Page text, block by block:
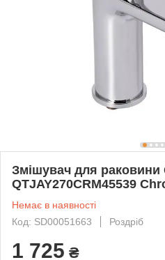
Змішувач для раковини
QTJAY270CRM45539
Немає в наявності
Код: SD00051663
Роздріб
1 725 ₴